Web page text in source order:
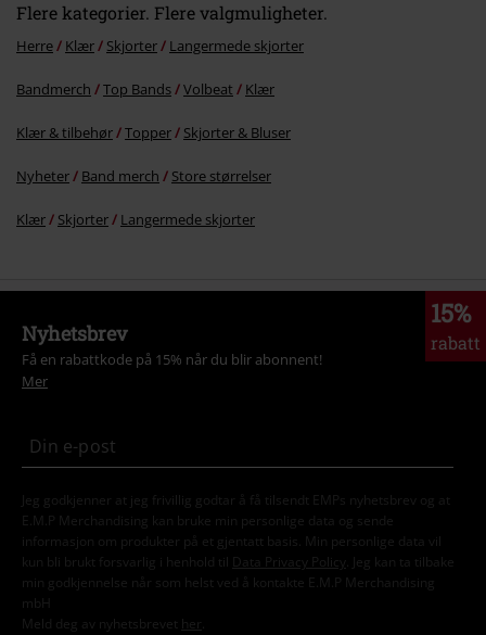
Flere kategorier. Flere valgmuligheter.
Herre Klær Skjorter Langermede skjorter
Bandmerch Top Bands Volbeat Klær
Klær & tilbehør Topper Skjorter & Bluser
Nyheter Band merch Store størrelser
Klær Skjorter Langermede skjorter
15%
rabatt
Nyhetsbrev
Få en rabattkode på 15% når du blir abonnent!
Mer
Jeg godkjenner at jeg frivillig godtar å få tilsendt EMPs nyhetsbrev og at
E.M.P Merchandising kan bruke min personlige data og sende
informasjon om produkter på et gjentatt basis. Min personlige data vil
kun bli brukt forsvarlig i henhold til
Data Privacy Policy
. Jeg kan ta tilbake
min godkjennelse når som helst ved å kontakte E.M.P Merchandising
mbH
Meld deg av nyhetsbrevet her